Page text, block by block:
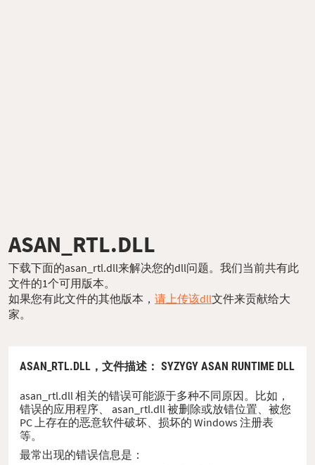
ASAN_RTL.DLL
下载下面的asan_rtl.dll来解决您的dll问题。我们当前共有此
文件的1个可用版本。
如果您有此文件的其他版本， 请上传该dll文件来贡献给大
家。
ASAN_RTL.DLL， 文件描述 ： SYZYGY ASAN RUNTIME DLL
asan_rtl.dll 相关的错误可能源于多种不同原因。比如，
错误的应用程序、 asan_rtl.dll 被删除或放错位置、被您
PC 上存在的恶意软件破坏、损坏的 Windows 注册表
等。
最常出现的错误信息是：